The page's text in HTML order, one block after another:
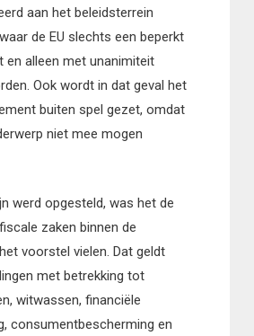
aan het beleidsterrein
de EU slechts een beperkt
en alleen met unanimiteit
Ook wordt in dat geval het
buiten spel gezet, omdat
niet mee mogen
werd opgesteld, was het de
zaken binnen de
voorstel vielen. Dat geldt
met betrekking tot
witwassen, financiële
consumentbescherming en